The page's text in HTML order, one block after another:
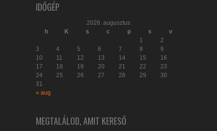
IDŐGÉP
2026. augusztus
h
K s c p s
v
1
2
3
4 5 6 7 8
9
10
11 12 13 14 15
16
17
18 19 20 21 22
23
24
25 26 27 28 29
30
31
« aug
MEGTALÁLOD, AMIT KERESŐ